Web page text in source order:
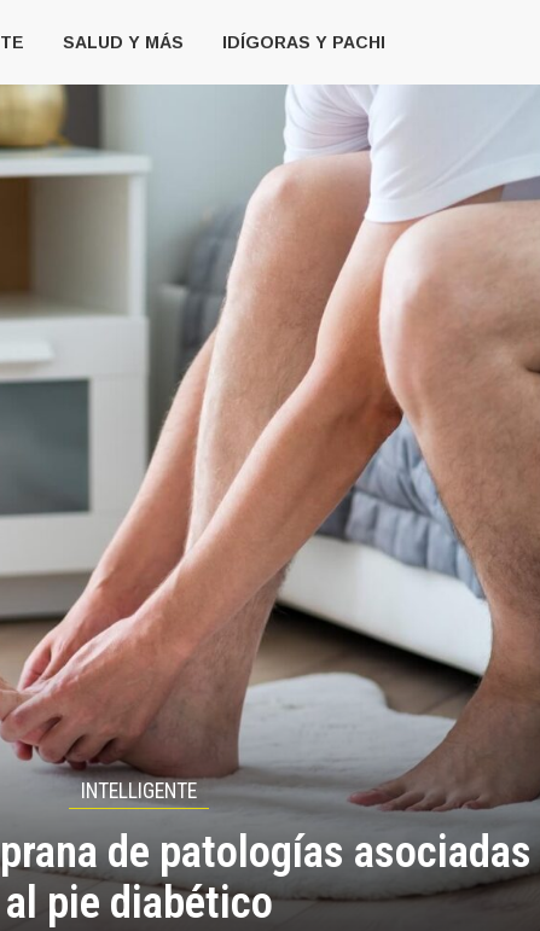
SALUD Y MÁS IDÍGORAS Y PACHI
INTELLIGENTE
de patologías asociadas
al pie diabético